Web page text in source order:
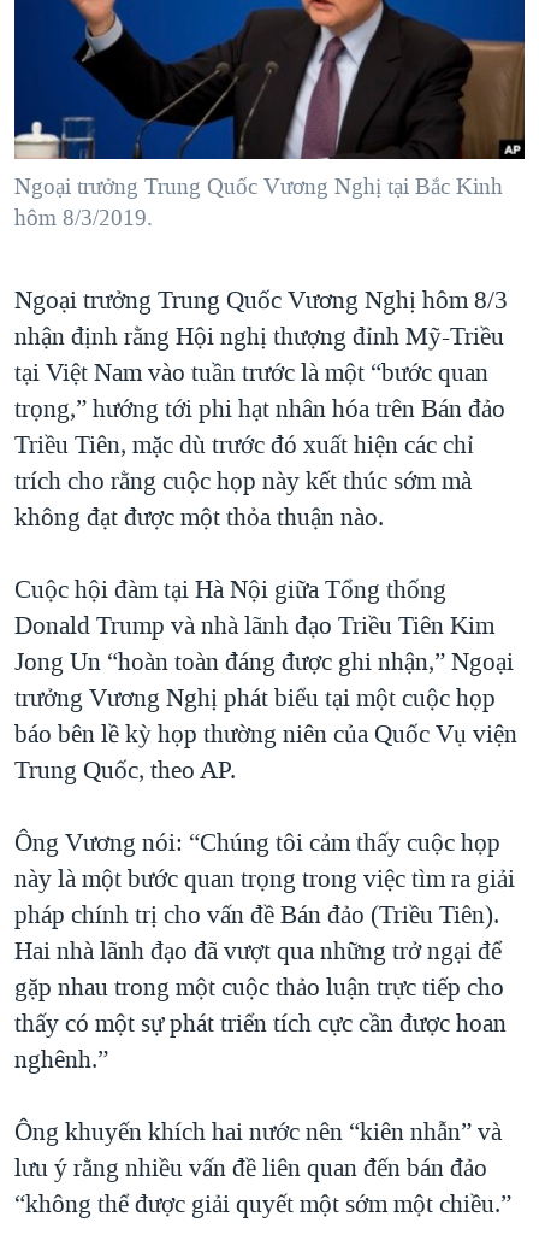
NGƯỜI VIỆT HẢI NGOẠI
ĐỜI SỐNG
KINH TẾ
KHOA HỌC
SỨC KHOẺ
GIÁO DỤC
TẠI
HÀNH TRÌNH BẦU CỬ 2024
MỘT NĂM CHIẾN TRANH TẠI DẢI GAZA
GIẢI MÃ VÀNH ĐAI & CON ĐƯỜNG
NGÀY TỊ NẠN THẾ GIỚI
TRỊNH VĨNH BÌNH - NGƯỜI HẠ 'BÊN THẮNG CUỘC'
CHI PHÍ CHIẾN TRANH AFGHANISTAN
CÁC GIÁ TRỊ CỘNG HÒA Ở VIỆT NAM
THƯỢNG ĐỈNH TRUMP-KIM TẠI VIỆT NAM
TRỊNH VĨNH BÌNH VS. CHÍNH PHỦ VIỆT NAM
NGƯ DÂN VIỆT VÀ LÀN SÓNG TRỘM HẢI SÂM
BÊN KIA QUỐC LỘ: TIẾNG VỌNG TỪ NÔNG THÔN MỸ
MẠNG XÃ HỘI
Ngoại trưởng Trung Quốc Vương Nghị tại Bắc Kinh
hôm 8/3/2019.
Ngoại trưởng Trung Quốc Vương Nghị hôm 8/3
nhận định rằng Hội nghị thượng đỉnh Mỹ-Triều
tại Việt Nam vào tuần trước là một “bước quan
trọng,” hướng tới phi hạt nhân hóa trên Bán đảo
Triều Tiên, mặc dù trước đó xuất hiện các chỉ
trích cho rằng cuộc họp này kết thúc sớm mà
không đạt được một thỏa thuận nào.
Cuộc hội đàm tại Hà Nội giữa Tổng thống
Donald Trump và nhà lãnh đạo Triều Tiên Kim
Jong Un “hoàn toàn đáng được ghi nhận,” Ngoại
trưởng Vương Nghị phát biểu tại một cuộc họp
báo bên lề kỳ họp thường niên của Quốc Vụ viện
Trung Quốc, theo AP.
Ông Vương nói: “Chúng tôi cảm thấy cuộc họp
này là một bước quan trọng trong việc tìm ra giải
pháp chính trị cho vấn đề Bán đảo (Triều Tiên).
Hai nhà lãnh đạo đã vượt qua những trở ngại để
gặp nhau trong một cuộc thảo luận trực tiếp cho
thấy có một sự phát triển tích cực cần được hoan
nghênh.”
Ông khuyến khích hai nước nên “kiên nhẫn” và
lưu ý rằng nhiều vấn đề liên quan đến bán đảo
“không thể được giải quyết một sớm một chiều.”